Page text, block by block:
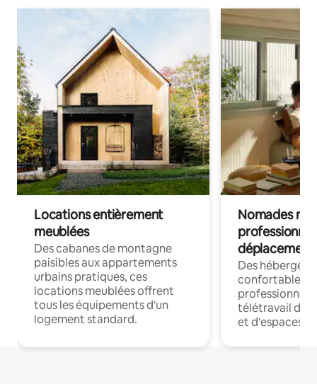
Locations entièrement
meublées
Des cabanes de montagne
paisibles aux appartements
urbains pratiques, ces
locations meublées offrent
tous les équipements d'un
logement standard.
Nomades
déplacement
Des
confortables
professionnels
télétravail
et d'espaces